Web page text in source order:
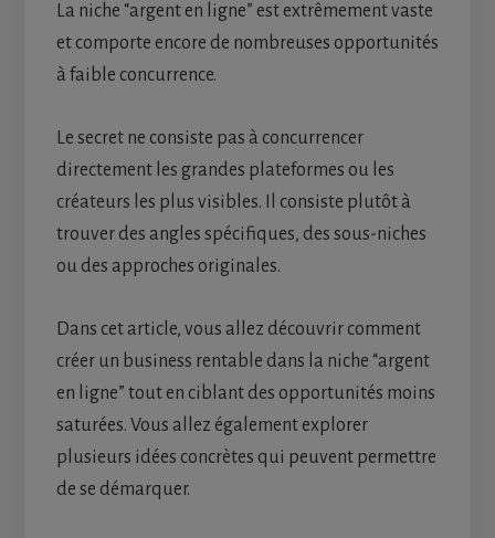
La niche “argent en ligne” est extrêmement vaste
et comporte encore de nombreuses opportunités
à faible concurrence.
Le secret ne consiste pas à concurrencer
directement les grandes plateformes ou les
créateurs les plus visibles. Il consiste plutôt à
trouver des angles spécifiques, des sous-niches
ou des approches originales.
Dans cet article, vous allez découvrir comment
créer un business rentable dans la niche “argent
en ligne” tout en ciblant des opportunités moins
saturées. Vous allez également explorer
plusieurs idées concrètes qui peuvent permettre
de se démarquer.